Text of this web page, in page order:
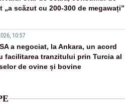
„a scăzut cu 200-300 de megawați”
10:57
a negociat, la Ankara, un acord
facilitarea tranzitului prin Turcia al
de ovine și bovine